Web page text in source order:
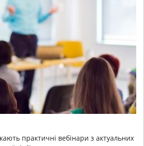
практичні вебінари з актуальних